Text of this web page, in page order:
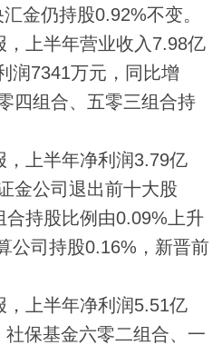
金仍持股0.92%不变。
上半年营业收入7.98亿
润7341万元，同比增
四组合、五零三组合持
上半年净利润3.79亿
金公司退出前十大股
合持股比例由0.09%上升
公司持股0.16%，新晋前
上半年净利润5.51亿
保基金六零二组合、一